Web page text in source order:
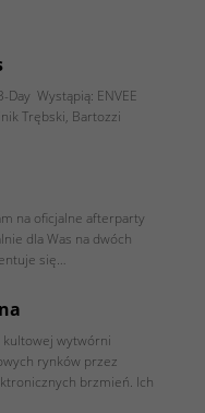
Wystąpią: ENVEE
Trębski, Bartozzi
na oficjalne afterparty
dla Was na dwóch
się…
kultowej wytwórni
rynków przez
brzmień. Ich